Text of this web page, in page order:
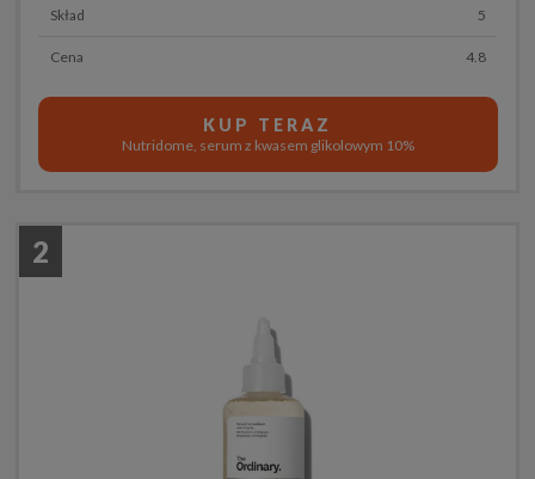
Skład 5
Cena 4.8
KUP TERAZ
Nutridome, serum z kwasem glikolowym 10%
2